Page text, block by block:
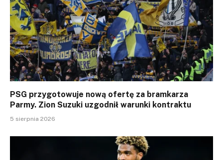
PSG przygotowuje nową ofertę za bramkarza
Parmy. Zion Suzuki uzgodnił warunki kontraktu
5 sierpnia 2026